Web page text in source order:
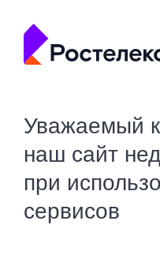
Уважаемый
наш сайт
при
сервисов